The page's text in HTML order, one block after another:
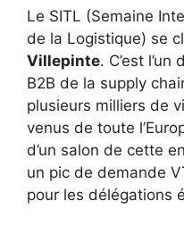
Le SITL (Semaine
de la Logistique) se
Villepinte. C’est
B2B de la supply
plusieurs milliers de
venus de toute
d’un salon de cette
un pic de demande
pour les délégations